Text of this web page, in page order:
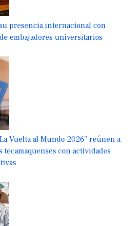
presencia internacional con
embajadores universitarios
Vuelta al Mundo 2026” reúnen a
tecamaquenses con actividades